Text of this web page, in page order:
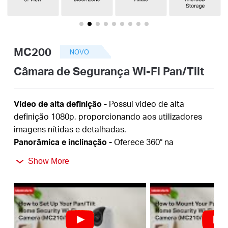
MC200 NOVO
Câmara de Segurança Wi-Fi Pan/Tilt
Vídeo de alta definição -Possui vídeo de alta
definição 1080p, proporcionando aos utilizadores
imagens nítidas e detalhadas.
Panorâmica e inclinação -Oferece 360° na
área.
forma inteligente 24 horas por dia, 7 dias por
semana, garantindo que os objetos permaneçam à
vista, mesmo na escuridão total com visão noturna.
Show More